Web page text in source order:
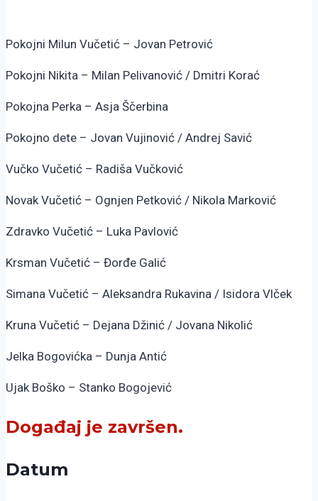
Pokojni Milun Vučetić – Jovan Petrović
Pokojni Nikita – Milan Pelivanović / Dmitri Korać
Pokojna Perka – Asja Ščerbina
Pokojno dete – Jovan Vujinović / Andrej Savić
Vučko Vučetić – Radiša Vučković
Novak Vučetić – Ognjen Petković / Nikola Marković
Zdravko Vučetić – Luka Pavlović
Krsman Vučetić – Đorđe Galić
Simana Vučetić – Aleksandra Rukavina / Isidora Vlček
Kruna Vučetić – Dejana Džinić / Jovana Nikolić
Jelka Bogovićka – Dunja Antić
Ujak Boško – Stanko Bogojević
Događaj je završen.
Datum